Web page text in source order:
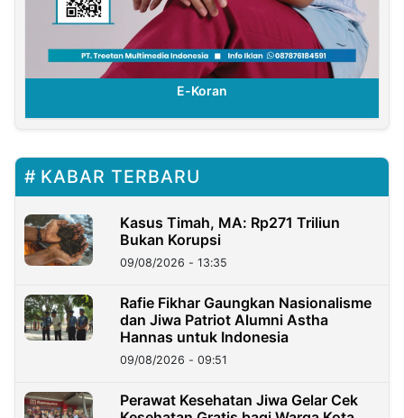
E-Koran
KABAR TERBARU
Kasus Timah, MA: Rp271 Triliun
Bukan Korupsi
09/08/2026 - 13:35
Rafie Fikhar Gaungkan Nasionalisme
dan Jiwa Patriot Alumni Astha
Hannas untuk Indonesia
09/08/2026 - 09:51
Perawat Kesehatan Jiwa Gelar Cek